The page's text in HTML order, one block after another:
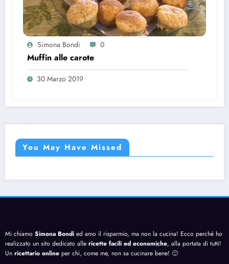
Simona Bondi 0
Muffin alle carote
30 Marzo 2019
You May Have Missed
Mi chiamo Simona Bondi ed amo il risparmio, ma non la cucina! Ecco perché ho
realizzato un sito dedicato alle ricette facili ed economiche, alla portata di tutti!
Un ricettario online per chi, come me, non sa cucinare bene! 🙂